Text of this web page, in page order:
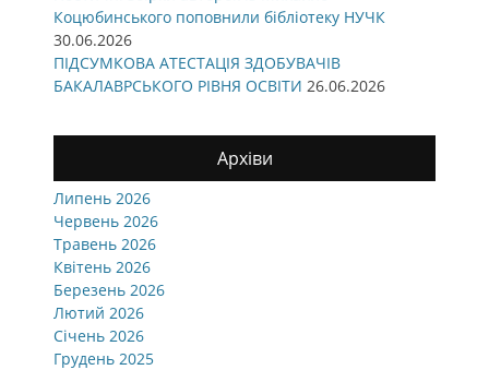
Коцюбинського поповнили бібліотеку НУЧК
30.06.2026
ПІДСУМКОВА АТЕСТАЦІЯ ЗДОБУВАЧІВ
БАКАЛАВРСЬКОГО РІВНЯ ОСВІТИ 26.06.2026
Архіви
Липень 2026
Червень 2026
Травень 2026
Квітень 2026
Березень 2026
Лютий 2026
Січень 2026
Грудень 2025